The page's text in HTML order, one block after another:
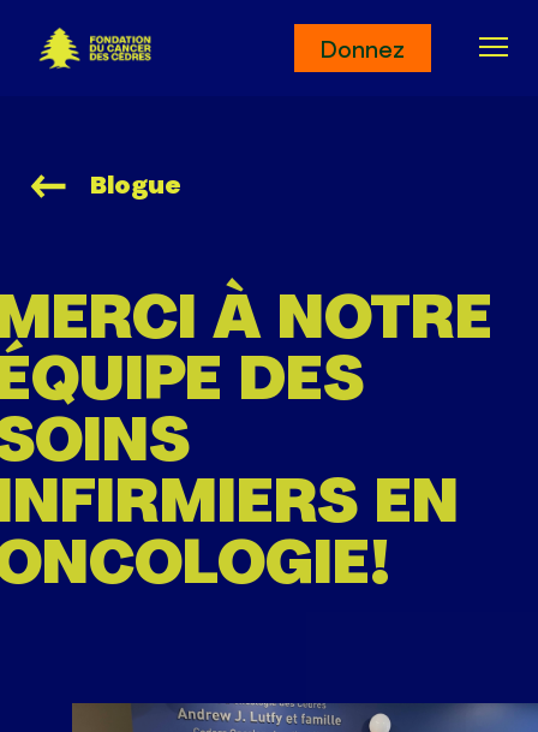
Fondation du Cancer des Cèdres
Donnez
Blogue
À NOTRE
DES
EN